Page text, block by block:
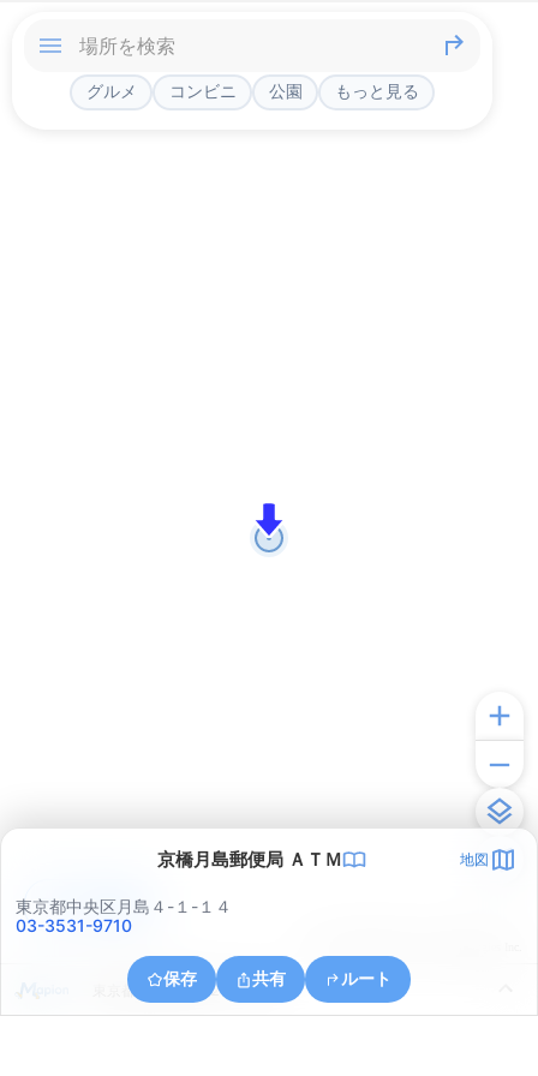
グルメ コンビニ 公園 もっと見る
京橋月島郵便局 ＡＴＭ 地図
東京都中央区月島４-１-１４
03-3531-9710
保存 共有 ルート
東京都江東区塩浜２丁目１８
アプリで見る